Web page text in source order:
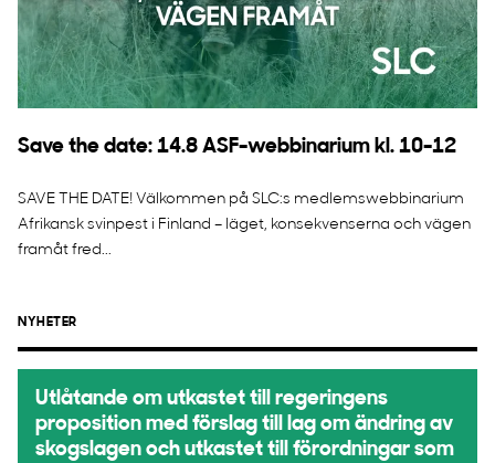
Save the date: 14.8 ASF-webbinarium kl. 10-12
SAVE THE DATE! Välkommen på SLC:s medlemswebbinarium
Afrikansk svinpest i Finland – läget, konsekvenserna och vägen
framåt fred...
NYHETER
Utlåtande om utkastet till regeringens
proposition med förslag till lag om ändring av
skogslagen och utkastet till förordningar som